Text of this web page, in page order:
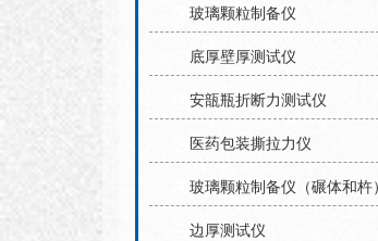
玻璃颗粒制备仪
底厚壁厚测试仪
安瓿瓶折断力测试仪
医药包装撕拉力仪
玻璃颗粒制备仪（碾体和杵）
边厚测试仪